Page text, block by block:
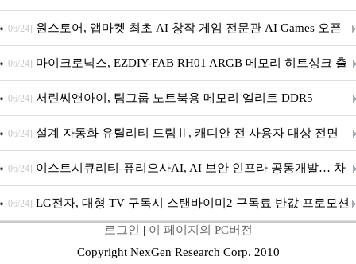
문 추가
[06/24] 원스토어, 앱마켓 최초 AI 창작 게임 전문관 AI Games 오픈
[06/24] 마이크로닉스, EZDIY-FAB RH01 ARGB 메모리 히트싱크 출
시
[06/24] 서린씨앤아이, 팀그룹 노트북용 메모리 엘리트 DDR5
5600MHz 16GB 출시
[06/24] 설계 자동화 유틸리티 드림Ⅱ, 캐디안 전 사용자 대상 전면
무상 배포
[06/24] 이스트시큐리티-퓨리오사AI, AI 보안 인프라 공동개발… 차
세대 AI 보안 플랫폼 구축
[06/24] LG전자, 대형 TV 구독시 스탠바이미2 구독료 반값 프로모션
로그인 | 이 페이지의 PC버전
Copyright NexGen Research Corp. 2010